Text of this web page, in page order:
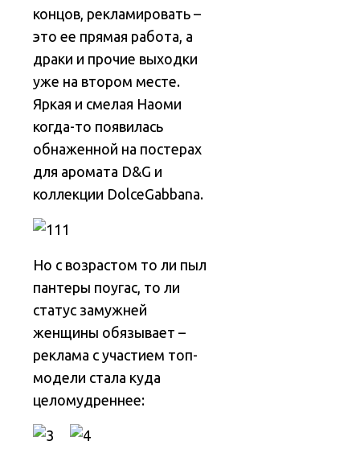
концов, рекламировать –
это ее прямая работа, а
драки и прочие выходки
уже на втором месте.
Яркая и смелая Наоми
когда-то появилась
обнаженной на постерах
для аромата D&G и
коллекции DolceGabbana.
Но с возрастом то ли пыл
пантеры поугас, то ли
статус замужней
женщины обязывает –
реклама с участием топ-
модели стала куда
целомудреннее: